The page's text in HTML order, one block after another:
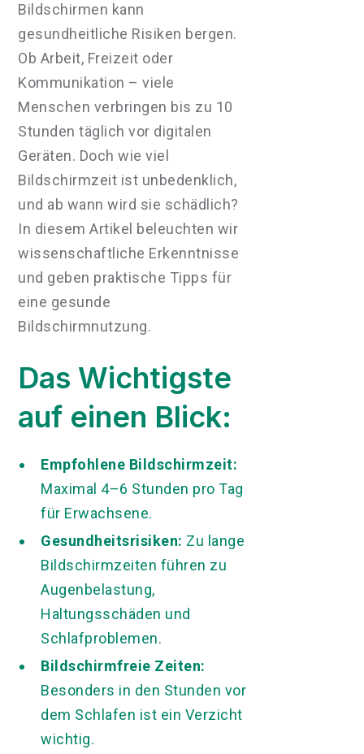
Bildschirmen kann
gesundheitliche Risiken bergen.
Ob Arbeit, Freizeit oder
Kommunikation – viele
Menschen verbringen bis zu 10
Stunden täglich vor digitalen
Geräten. Doch wie viel
Bildschirmzeit ist unbedenklich,
und ab wann wird sie schädlich?
In diesem Artikel beleuchten wir
wissenschaftliche Erkenntnisse
und geben praktische Tipps für
eine gesunde
Bildschirmnutzung.
Das Wichtigste
auf einen Blick:
Empfohlene Bildschirmzeit:
Maximal 4–6 Stunden pro Tag
für Erwachsene.
Gesundheitsrisiken: Zu lange
Bildschirmzeiten führen zu
Augenbelastung,
Haltungsschäden und
Schlafproblemen.
Bildschirmfreie Zeiten:
Besonders in den Stunden vor
dem Schlafen ist ein Verzicht
wichtig.